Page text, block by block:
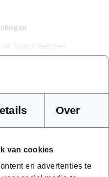
Over
van cookies
en advertenties te
wil Syntra West een
Dit charter zal
als medewerker,
als cursist voor een